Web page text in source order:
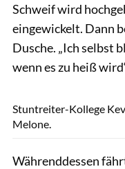
Schweif wird
eingewickelt. Dann
Dusche. „Ich selbst
wenn es zu heiß
Stuntreiter-Kollege
Melone.
Währenddessen